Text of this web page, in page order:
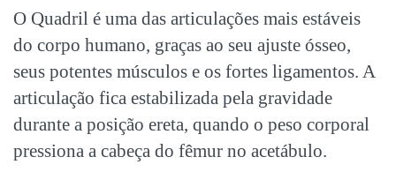
O Quadril é uma das articulações mais estáveis
do corpo humano, graças ao seu ajuste ósseo,
seus potentes músculos e os fortes ligamentos. A
articulação fica estabilizada pela gravidade
durante a posição ereta, quando o peso corporal
pressiona a cabeça do fêmur no acetábulo.